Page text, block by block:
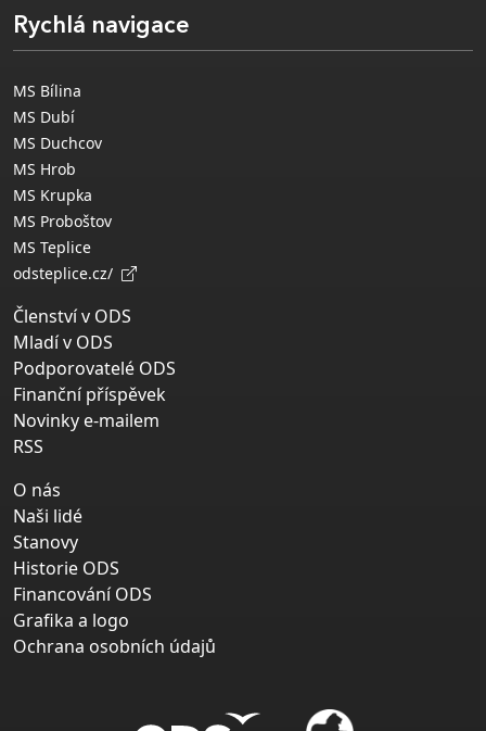
Rychlá navigace
MS Bílina
MS Dubí
MS Duchcov
MS Hrob
MS Krupka
MS Proboštov
MS Teplice
odsteplice.cz/
Členství v ODS
Mladí v ODS
Podporovatelé ODS
Finanční příspěvek
Novinky e-mailem
RSS
O nás
Naši lidé
Stanovy
Historie ODS
Financování ODS
Grafika a logo
Ochrana osobních údajů